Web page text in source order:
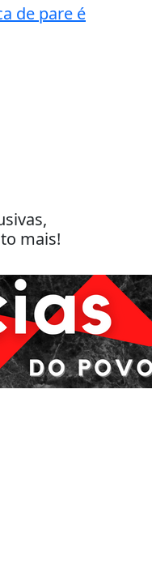
de pare é
mais!